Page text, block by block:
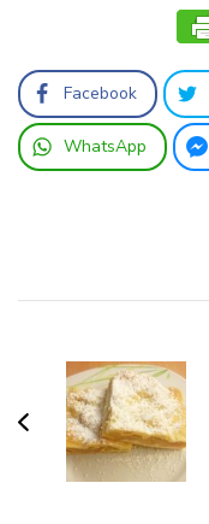
Facebook
WhatsApp